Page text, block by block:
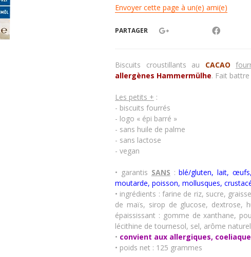
Envoyer cette page à un(e) ami(e)
PARTAGER
Biscuits croustillants au CACAO
allergènes Hammermülhe. Fait
Les petits + :
- biscuits fourrés
- logo « épi barré »
- sans huile de palme
- sans lactose
- vegan
• garantis SANS :blé/gluten, lait,
moutarde, poisson, mollusques,
• ingrédients : farine de riz, sucre,
de maïs, sirop de glucose, dextrose,
épaississant : gomme de xanthane,
lécithine de tournesol, sel, arôme
• convient aux allergiques,
• poids net : 125 grammes